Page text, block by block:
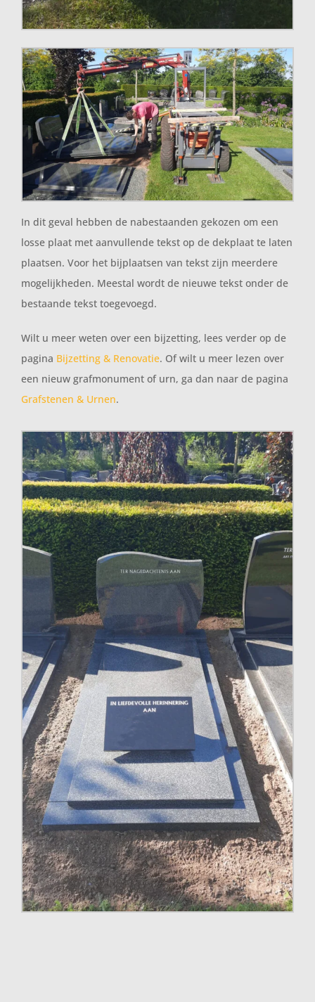
In dit geval hebben de nabestaanden gekozen om een
losse plaat met aanvullende tekst op de dekplaat te laten
plaatsen. Voor het bijplaatsen van tekst zijn meerdere
mogelijkheden. Meestal wordt de nieuwe tekst onder de
bestaande tekst toegevoegd.
Wilt u meer weten over een bijzetting, lees verder op de
pagina Bijzetting & Renovatie. Of wilt u meer lezen over
een nieuw grafmonument of urn, ga dan naar de pagina
Grafstenen & Urnen.